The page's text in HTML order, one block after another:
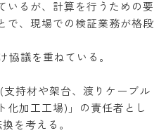
いるが、計算を行うための要
で、現場での検証業務が格段
議を重ねている。
持材や架台、渡りケーブル
化加工工場)」の責任者とし
を考える。